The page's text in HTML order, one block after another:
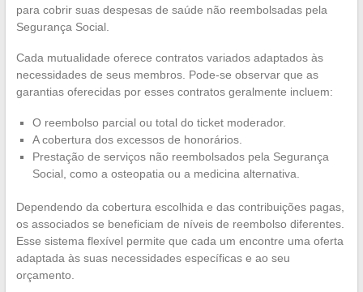
para cobrir suas despesas de saúde não reembolsadas pela
Segurança Social.
Cada mutualidade oferece contratos variados adaptados às
necessidades de seus membros. Pode-se observar que as
garantias oferecidas por esses contratos geralmente incluem:
O reembolso parcial ou total do ticket moderador.
A cobertura dos excessos de honorários.
Prestação de serviços não reembolsados pela Segurança
Social, como a osteopatia ou a medicina alternativa.
Dependendo da cobertura escolhida e das contribuições pagas,
os associados se beneficiam de níveis de reembolso diferentes.
Esse sistema flexível permite que cada um encontre uma oferta
adaptada às suas necessidades específicas e ao seu
orçamento.